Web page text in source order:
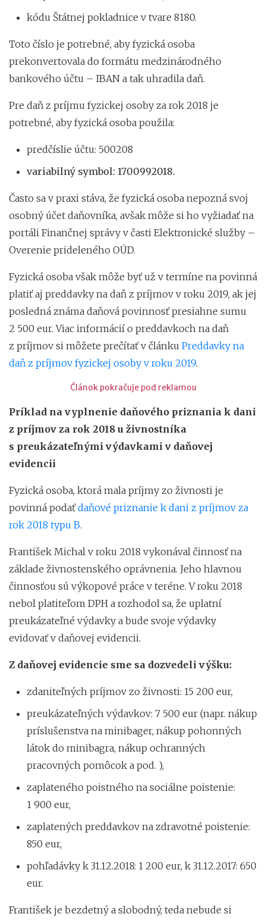
kódu Štátnej pokladnice v tvare 8180.
Toto číslo je potrebné, aby fyzická osoba
prekonvertovala do formátu medzinárodného
bankového účtu – IBAN a tak uhradila daň.
Pre daň z príjmu fyzickej osoby za rok 2018 je
potrebné, aby fyzická osoba použila:
predčíslie účtu: 500208
variabilný symbol: 1700992018.
Často sa v praxi stáva, že fyzická osoba nepozná svoj
osobný účet daňovníka, avšak môže si ho vyžiadať na
portáli Finančnej správy v časti Elektronické služby –
Overenie prideleného OÚD.
Fyzická osoba však môže byť už v termíne na povinná
platiť aj preddavky na daň z príjmov v roku 2019, ak jej
posledná známa daňová povinnosť presiahne sumu
2 500 eur. Viac informácií o preddavkoch na daň
z príjmov si môžete prečítať v článku Preddavky na
daň z príjmov fyzickej osoby v roku 2019.
Článok pokračuje pod reklamou
Príklad na vyplnenie daňového priznania k dani
z príjmov za rok 2018 u živnostníka
s preukázateľnými výdavkami v daňovej
evidencii
Fyzická osoba, ktorá mala príjmy zo živnosti je
povinná podaťdaňové priznanie k dani z príjmov za
rok 2018 typu B.
František Michal v roku 2018 vykonával činnosť na
základe živnostenského oprávnenia. Jeho hlavnou
činnosťou sú výkopové práce v teréne. V roku 2018
nebol platiteľom DPH a rozhodol sa, že uplatní
preukázateľné výdavky a bude svoje výdavky
evidovať v daňovej evidencii.
Z daňovej evidencie sme sa dozvedeli výšku:
zdaniteľných príjmov zo živnosti: 15 200 eur,
preukázateľných výdavkov: 7 500 eur (napr. nákup
príslušenstva na minibager, nákup pohonných
látok do minibagra, nákup ochranných
pracovných pomôcok a pod. ),
zaplateného poistného na sociálne poistenie:
1 900 eur,
zaplatených preddavkov na zdravotné poistenie:
850 eur,
pohľadávky k 31.12.2018: 1 200 eur, k 31.12.2017: 650
eur.
František je bezdetný a slobodný, teda nebude si